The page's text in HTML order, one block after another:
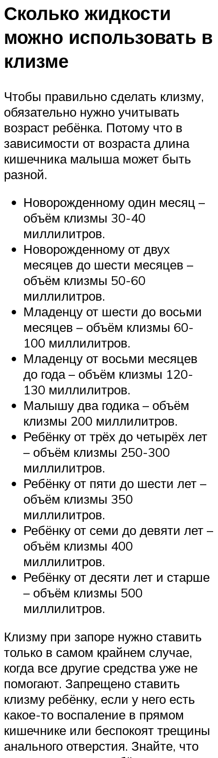
Сколько жидкости
можно использовать в
клизме
Чтобы правильно сделать клизму,
обязательно нужно учитывать
возраст ребёнка. Потому что в
зависимости от возраста длина
кишечника малыша может быть
разной.
Новорожденному один месяц –
объём клизмы 30-40
миллилитров.
Новорожденному от двух
месяцев до шести месяцев –
объём клизмы 50-60
миллилитров.
Младенцу от шести до восьми
месяцев – объём клизмы 60-
100 миллилитров.
Младенцу от восьми месяцев
до года – объём клизмы 120-
130 миллилитров.
Малышу два годика – объём
клизмы 200 миллилитров.
Ребёнку от трёх до четырёх лет
– объём клизмы 250-300
миллилитров.
Ребёнку от пяти до шести лет –
объём клизмы 350
миллилитров.
Ребёнку от семи до девяти лет –
объём клизмы 400
миллилитров.
Ребёнку от десяти лет и старше
– объём клизмы 500
миллилитров.
Клизму при запоре нужно ставить
только в самом крайнем случае,
когда все другие средства уже не
помогают. Запрещено ставить
клизму ребёнку, если у него есть
какое-то воспаление в прямом
кишечнике или беспокоят трещины
анального отверстия. Знайте, что